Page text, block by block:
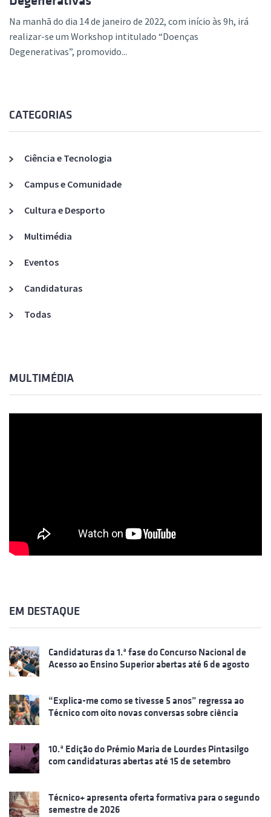
Na manhã do dia 14 de janeiro de 2022, com início às 9h, irá
realizar-se um Workshop intitulado “Doenças
Degenerativas”, promovido...
CATEGORIAS
Ciência e Tecnologia
Campus e Comunidade
Cultura e Desporto
Multimédia
Eventos
Candidaturas
Todas
MULTIMÉDIA
EM DESTAQUE
Candidaturas da 1.ª fase do Concurso Nacional de
Acesso ao Ensino Superior abertas até 6 de agosto
“Explica-me como se tivesse 5 anos” regressa ao
Técnico com oito novas conversas sobre ciência
10.ª Edição do Prémio Maria de Lourdes Pintasilgo
com candidaturas abertas até 15 de setembro
Técnico+ apresenta oferta formativa para o segundo
semestre de 2026